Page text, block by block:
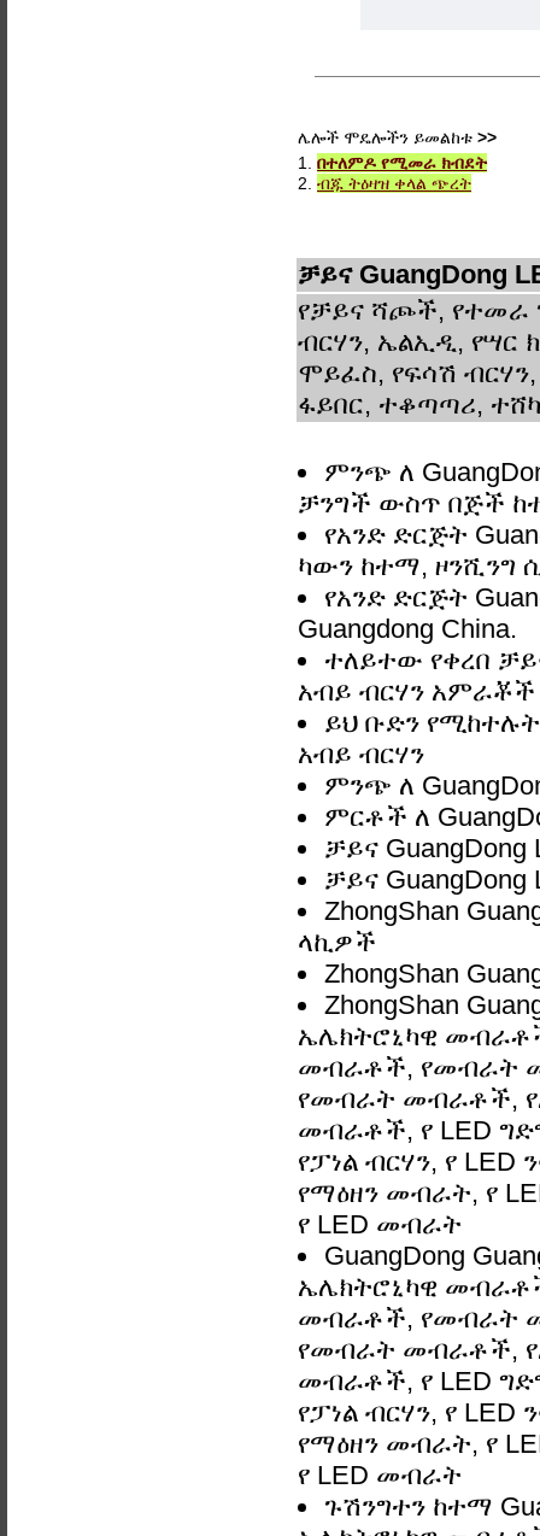
ሌሎች ሞዴሎችን ይመልከቱ >>
1. በተለምዶ የሚመራ ክብደት
2. ብጁ ትዕዛዝ ቀላል ጭረት
ቻይና GuangDong
የቻይና ሻጮች, የተመራ
ብርሃን, ኤልኢዲ, የሣር
ሞይፈስ, የፍሳሽ
ፋይበር, ተቆጣጣሪ,
ምንጭ ለ
ቻንግች ውስጥ በጅች
የአንድ ድርጅት
ካውን ከተማ, ዞንሺንግ
የአንድ ድርጅት
Guangdong China.
ተለይተው የቀረበ
አብይ ብርሃን አምራቾች
ይህ ቡድን
አብይ ብርሃን
ምንጭ ለ
ምርቶች ለ
ቻይና
ቻይና
ZhongShan
ላኪዎች
ZhongShan
ZhongShan
ኤሌክትሮኒካዊ
መብራቶች, የመብራት
የመብራት መብራቶች,
መብራቶች, የ LED
የፓነል ብርሃን, የ LED
የማዕዘን መብራት, የ
የ LED መብራት
GuangDong
ኤሌክትሮኒካዊ
መብራቶች, የመብራት
የመብራት መብራቶች,
መብራቶች, የ LED
የፓነል ብርሃን, የ LED
የማዕዘን መብራት, የ
የ LED መብራት
ጉሽንግተን ከተማ